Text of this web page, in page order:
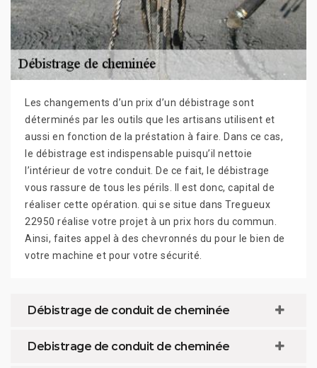
Les changements d’un prix d’un débistrage sont
déterminés par les outils que les artisans utilisent et
aussi en fonction de la préstation à faire. Dans ce cas,
le débistrage est indispensable puisqu’il nettoie
l’intérieur de votre conduit. De ce fait, le débistrage
vous rassure de tous les périls. Il est donc, capital de
réaliser cette opération. qui se situe dans Tregueux
22950 réalise votre projet à un prix hors du commun.
Ainsi, faites appel à des chevronnés du pour le bien de
votre machine et pour votre sécurité.
Débistrage de conduit de cheminée
Debistrage de conduit de cheminée